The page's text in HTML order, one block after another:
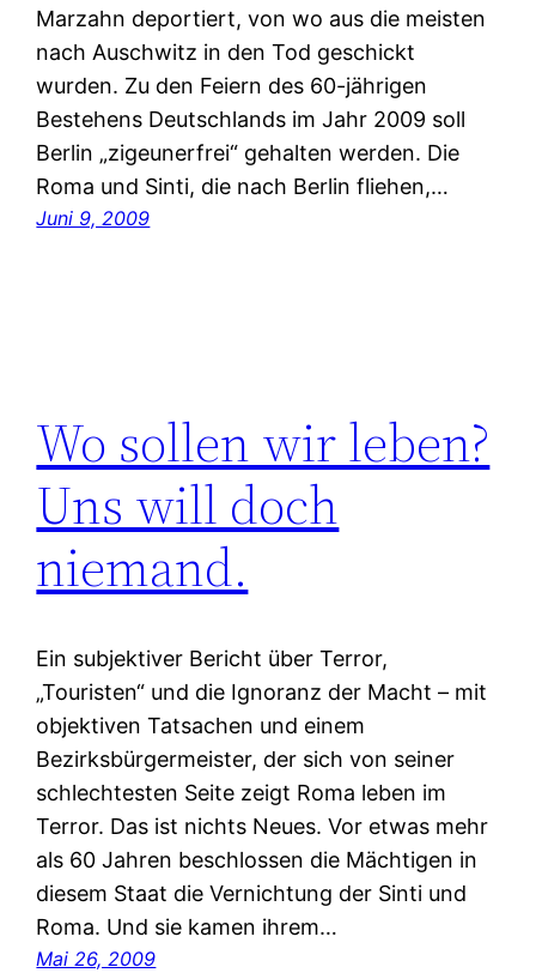
Marzahn deportiert, von wo aus die meisten
nach Auschwitz in den Tod geschickt
wurden. Zu den Feiern des 60-jährigen
Bestehens Deutschlands im Jahr 2009 soll
Berlin „zigeunerfrei“ gehalten werden. Die
Roma und Sinti, die nach Berlin fliehen,…
Juni 9, 2009
Wo sollen wir leben?
Uns will doch
niemand.
Ein subjektiver Bericht über Terror,
„Touristen“ und die Ignoranz der Macht – mit
objektiven Tatsachen und einem
Bezirksbürgermeister, der sich von seiner
schlechtesten Seite zeigt Roma leben im
Terror. Das ist nichts Neues. Vor etwas mehr
als 60 Jahren beschlossen die Mächtigen in
diesem Staat die Vernichtung der Sinti und
Roma. Und sie kamen ihrem…
Mai 26, 2009